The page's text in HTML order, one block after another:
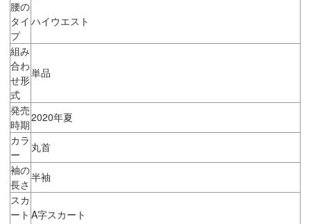
腰の
タイ
プ
ハイウエスト
組み
合わ
せ形
式
単品
発売
時期
2020年夏
カラ
ー
丸首
袖の
長さ
半袖
スカ
ート A字スカート